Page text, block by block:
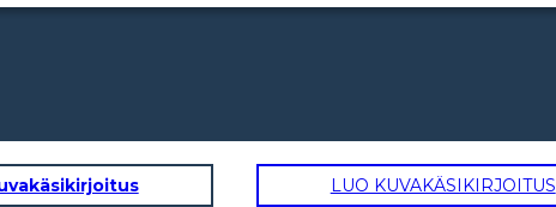
LUO KUVAKÄSIKIRJOITUS